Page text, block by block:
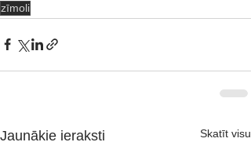
zīmoli
Jaunākie ieraksti Skatīt visu